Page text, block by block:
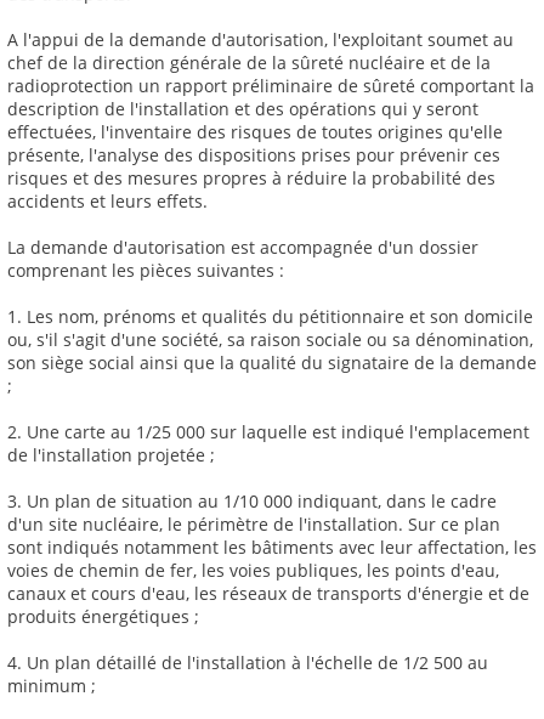
A l'appui de la demande d'autorisation, l'exploitant soumet au
chef de la direction générale de la sûreté nucléaire et de la
radioprotection un rapport préliminaire de sûreté comportant la
description de l'installation et des opérations qui y seront
effectuées, l'inventaire des risques de toutes origines qu'elle
présente, l'analyse des dispositions prises pour prévenir ces
risques et des mesures propres à réduire la probabilité des
accidents et leurs effets.
La demande d'autorisation est accompagnée d'un dossier
comprenant les pièces suivantes :
1. Les nom, prénoms et qualités du pétitionnaire et son domicile
ou, s'il s'agit d'une société, sa raison sociale ou sa dénomination,
son siège social ainsi que la qualité du signataire de la demande
;
2. Une carte au 1/25 000 sur laquelle est indiqué l'emplacement
de l'installation projetée ;
3. Un plan de situation au 1/10 000 indiquant, dans le cadre
d'un site nucléaire, le périmètre de l'installation. Sur ce plan
sont indiqués notamment les bâtiments avec leur affectation, les
voies de chemin de fer, les voies publiques, les points d'eau,
canaux et cours d'eau, les réseaux de transports d'énergie et de
produits énergétiques ;
4. Un plan détaillé de l'installation à l'échelle de 1/2 500 au
minimum ;